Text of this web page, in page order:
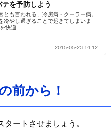
を予防しよう
とも言われる、冷房病・クーラー病。
冷やし過ぎることで起きてしまいま
快適...
2015-05-23 14:12
前から！
ートさせましょう。